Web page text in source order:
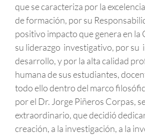
que se caracteriza por la
de formación, por su
positivo impacto que genera en la
su liderazgo investigativo, por su
desarrollo, y por la alta calidad
humana de sus estudiantes,
todo ello dentro del marco
por el Dr. Jorge Piñeros Corpas,
extraordinario, que decidió
creación, a la investigación, a la